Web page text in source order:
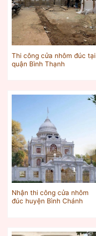
Thi công cửa nhôm đúc tại
quận Bình Thạnh
Nhận thi công cửa nhôm
đúc huyện Bình Chánh